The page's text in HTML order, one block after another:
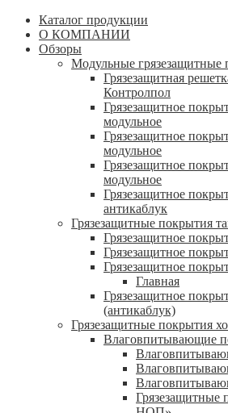
Каталог продукции
О КОМПАНИИ
Обзоры
Модульные грязезащитные
Грязезащитная
Контролпол
Грязезащитное
модульное
Грязезащитное
модульное
Грязезащитное
модульное
Грязезащитное
антикаблук
Грязезащитные покрытия
Грязезащитное
Грязезащитное
Грязезащитное
Главная
Грязезащитное
(антикаблук)
Грязезащитные покрытия
Влаговпитывающие